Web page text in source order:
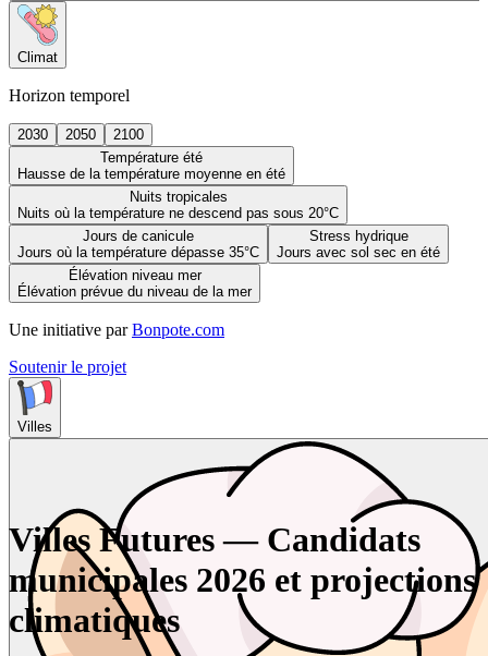
Climat
Horizon temporel
2030 2050
2100
Température été
Hausse de la température moyenne en été
Nuits tropicales
Nuits où la température ne descend pas sous 20°C
Jours de canicule
Jours où la température dépasse 35°C
Stress hydrique
Jours avec sol sec en été
Élévation niveau mer
Élévation prévue du niveau de la mer
Une initiative par Bonpote.com
Soutenir le projet
Villes
Villes Futures — Candidats
municipales 2026 et projections
climatiques